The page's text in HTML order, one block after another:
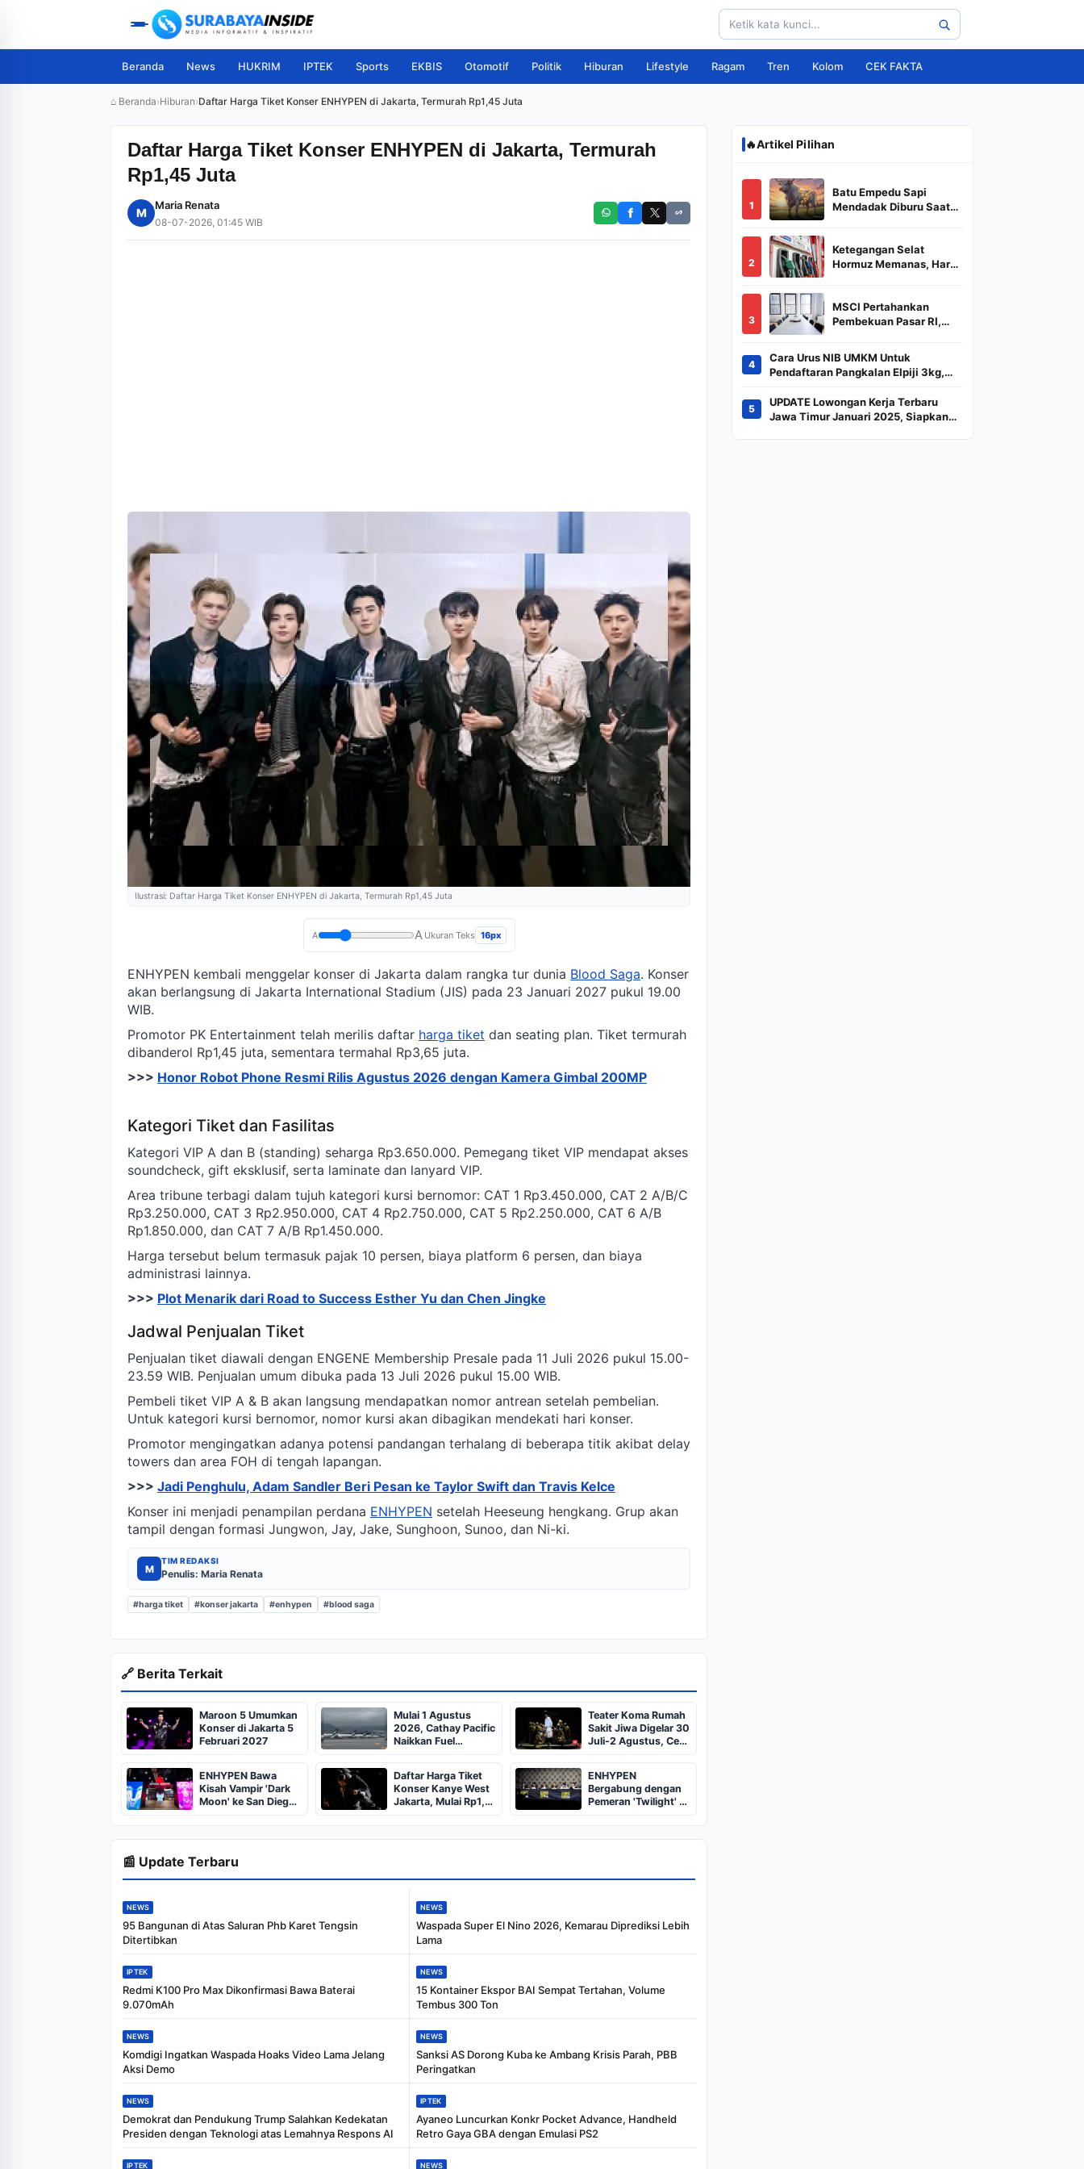
Beranda News HUKRIM IPTEK Sports EKBIS Otomotif Politik Hiburan Lifestyle Ragam Tren Kolom CEK FAKTA
⌂ Beranda›Hiburan›Daftar Harga Tiket Konser ENHYPEN di Jakarta, Termurah Rp1,45 Juta
Daftar Harga Tiket Konser ENHYPEN di Jakarta, Termurah
Rp1,45 Juta
M
Maria Renata
08-07-2026, 01:45 WIB
Ilustrasi: Daftar Harga Tiket Konser ENHYPEN di Jakarta, Termurah Rp1,45 Juta
A A Ukuran Teks 16px
ENHYPEN kembali menggelar konser di Jakarta dalam rangka tur dunia Blood Saga. Konser
akan berlangsung di Jakarta International Stadium (JIS) pada 23 Januari 2027 pukul 19.00
WIB.
Promotor PK Entertainment telah merilis daftar harga tiket dan seating plan. Tiket termurah
dibanderol Rp1,45 juta, sementara termahal Rp3,65 juta.
>>> Honor Robot Phone Resmi Rilis Agustus 2026 dengan Kamera Gimbal 200MP
Kategori Tiket dan Fasilitas
Kategori VIP A dan B (standing) seharga Rp3.650.000. Pemegang tiket VIP mendapat akses
soundcheck, gift eksklusif, serta laminate dan lanyard VIP.
Area tribune terbagi dalam tujuh kategori kursi bernomor: CAT 1 Rp3.450.000, CAT 2 A/B/C
Rp3.250.000, CAT 3 Rp2.950.000, CAT 4 Rp2.750.000, CAT 5 Rp2.250.000, CAT 6 A/B
Rp1.850.000, dan CAT 7 A/B Rp1.450.000.
Harga tersebut belum termasuk pajak 10 persen, biaya platform 6 persen, dan biaya
administrasi lainnya.
>>> Plot Menarik dari Road to Success Esther Yu dan Chen Jingke
Jadwal Penjualan Tiket
Penjualan tiket diawali dengan ENGENE Membership Presale pada 11 Juli 2026 pukul 15.00-
23.59 WIB. Penjualan umum dibuka pada 13 Juli 2026 pukul 15.00 WIB.
Pembeli tiket VIP A & B akan langsung mendapatkan nomor antrean setelah pembelian.
Untuk kategori kursi bernomor, nomor kursi akan dibagikan mendekati hari konser.
Promotor mengingatkan adanya potensi pandangan terhalang di beberapa titik akibat delay
towers dan area FOH di tengah lapangan.
>>> Jadi Penghulu, Adam Sandler Beri Pesan ke Taylor Swift dan Travis Kelce
Konser ini menjadi penampilan perdana ENHYPEN setelah Heeseung hengkang. Grup akan
tampil dengan formasi Jungwon, Jay, Jake, Sunghoon, Sunoo, dan Ni-ki.
M
TIM REDAKSI
Penulis: Maria Renata
#harga tiket #konser jakarta #enhypen #blood saga
🔗 Berita Terkait
Maroon 5 Umumkan
Konser di Jakarta 5
Februari 2027
Mulai 1 Agustus
2026, Cathay Pacific
Naikkan Fuel
Surcharge Tiket
Pesawat
Teater Koma Rumah
Sakit Jiwa Digelar 30
Juli-2 Agustus, Cek
Tiketnya
ENHYPEN Bawa
Kisah Vampir 'Dark
Moon' ke San Diego
Comic-Con 2026
Daftar Harga Tiket
Konser Kanye West
Jakarta, Mulai Rp1,8
Juta
ENHYPEN
Bergabung dengan
Pemeran 'Twilight' di
Panel Comic-Con
San Diego 2026
📰 Update Terbaru
NEWS
95 Bangunan di Atas Saluran Phb Karet Tengsin
Ditertibkan
NEWS
Waspada Super El Nino 2026, Kemarau Diprediksi Lebih
Lama
IPTEK
Redmi K100 Pro Max Dikonfirmasi Bawa Baterai
9.070mAh
NEWS
15 Kontainer Ekspor BAI Sempat Tertahan, Volume
Tembus 300 Ton
NEWS
Komdigi Ingatkan Waspada Hoaks Video Lama Jelang
Aksi Demo
NEWS
Sanksi AS Dorong Kuba ke Ambang Krisis Parah, PBB
Peringatkan
NEWS
Demokrat dan Pendukung Trump Salahkan Kedekatan
Presiden dengan Teknologi atas Lemahnya Respons AI
IPTEK
Ayaneo Luncurkan Konkr Pocket Advance, Handheld
Retro Gaya GBA dengan Emulasi PS2
IPTEK NEWS
🔥Artikel Pilihan
1
Batu Empedu Sapi
Mendadak Diburu Saat
Puluhan Juta
2
Ketegangan Selat
Hormuz Memanas, Harga
3
MSCI Pertahankan
Pembekuan Pasar RI,
Indeks
4
Cara Urus NIB UMKM Untuk
Pendaftaran Pangkalan Elpiji 3kg,
Kilogram
5
UPDATE Lowongan Kerja Terbaru
Jawa Timur Januari 2025, Siapkan